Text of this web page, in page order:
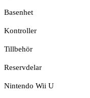
Basenhet
Kontroller
Tillbehör
Reservdelar
Nintendo Wii U